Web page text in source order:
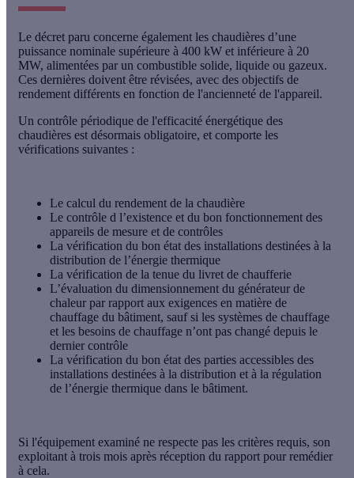
Le décret paru concerne également les chaudières d’une
puissance nominale supérieure à 400 kW et inférieure à 20
MW, alimentées par un combustible solide, liquide ou gazeux.
Ces dernières doivent être révisées, avec des objectifs de
rendement différents en fonction de l'ancienneté de l'appareil.
Un contrôle périodique de l'efficacité énergétique des
chaudières est désormais obligatoire, et comporte les
vérifications suivantes :
Le calcul du rendement de la chaudière
Le contrôle d l’existence et du bon fonctionnement des
appareils de mesure et de contrôles
La vérification du bon état des installations destinées à la
distribution de l’énergie thermique
La vérification de la tenue du livret de chaufferie
L’évaluation du dimensionnement du générateur de
chaleur par rapport aux exigences en matière de
chauffage du bâtiment, sauf si les systèmes de chauffage
et les besoins de chauffage n’ont pas changé depuis le
dernier contrôle
La vérification du bon état des parties accessibles des
installations destinées à la distribution et à la régulation
de l’énergie thermique dans le bâtiment.
Si l'équipement examiné ne respecte pas les critères requis, son
exploitant à trois mois après réception du rapport pour remédier
à cela.